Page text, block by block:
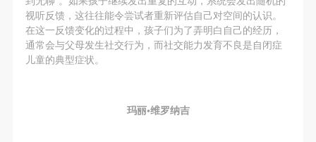
视听反馈，这往往能令尝试者重新评估自己对空间的认识。
在这一反馈变化的过程中，孩子们为了弄明白自己的经历，
通常会与父母发生社交行为，而社交能力发育不良是自闭症
儿童的典型症状。
玛丽•维罗纳吉